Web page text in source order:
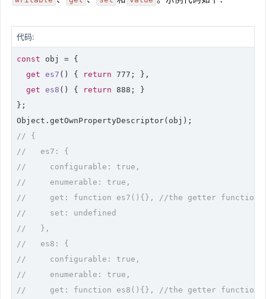
代码:
const obj = {
get es7 ( ) { return 777 ; },
get es8 ( ) { return 888 ; }
};
// {
//   es7: {
//     configurable: true,
//     enumerable: true,
//     get: function es7(){}, //the getter function
//     set: undefined
//   },
//   es8: {
//     configurable: true,
//     enumerable: true,
//     get: function es8(){}, //the getter function